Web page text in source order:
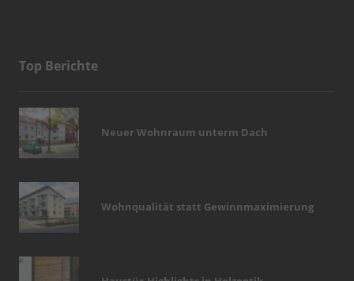
Top Berichte
Neuer Wohnraum unterm Dach
Wohnqualität statt Gewinnmaximierung